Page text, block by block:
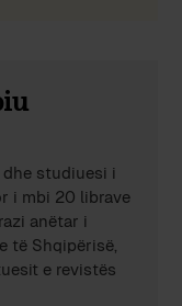
studiuesi i
i mbi 20 librave
anëtar i
të Shqipërisë,
e revistës